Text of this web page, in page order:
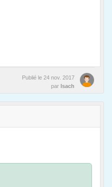
Publié le 24 nov. 2017
par Isach